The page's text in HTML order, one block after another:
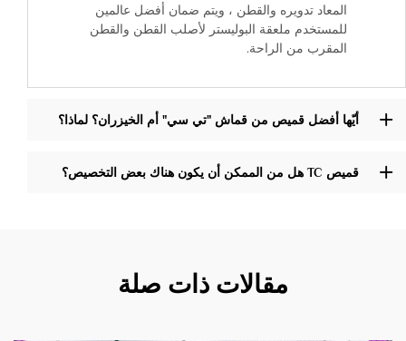
المعاد تدويره والقطن ، ويتم ضمان أفضل عالمين
للمستخدم ملعقة البوليستر لأصلب القطن والقطن
المقرب من الراحة.
أيّها أفضل قميص من قماش "تي سي" أم الخيزران؟ لماذا؟
قميص TC هل من الممكن أن يكون هناك بعض التخصيص؟
مقالات ذات صلة